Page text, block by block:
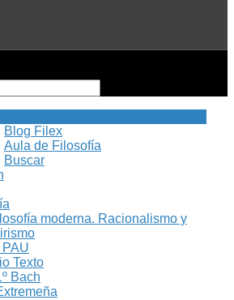
Blog Filex
Aula de Filosofía
moderna. Racionalismo y
Texto
Bach
Buscar